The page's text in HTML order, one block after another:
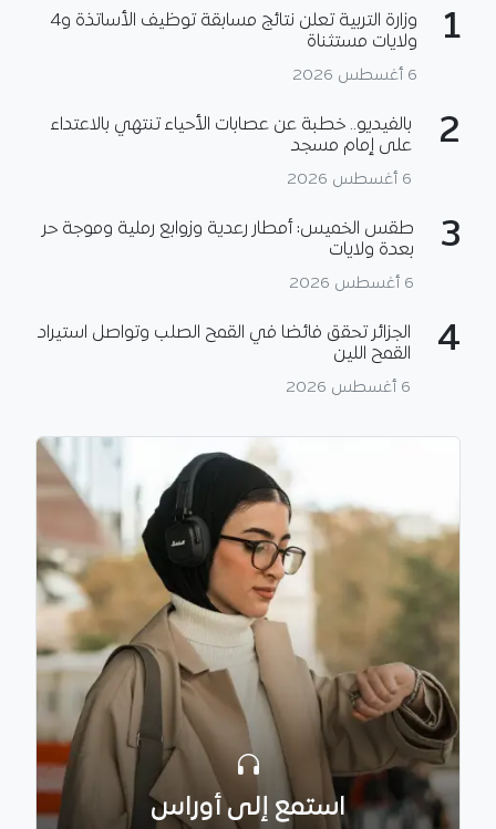
1
وزارة التربية تعلن نتائج مسابقة توظيف الأساتذة و4
ولايات مستثناة
6 أغسطس 2026
2
بالفيديو.. خطبة عن عصابات الأحياء تنتهي بالاعتداء
على إمام مسجد
6 أغسطس 2026
3
طقس الخميس: أمطار رعدية وزوابع رملية وموجة حر
بعدة ولايات
6 أغسطس 2026
4
الجزائر تحقق فائضا في القمح الصلب وتواصل استيراد
القمح اللين
6 أغسطس 2026
استمع إلى أوراس